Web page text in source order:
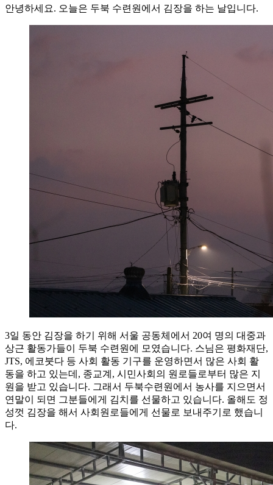
안녕하세요. 오늘은 두북 수련원에서 김장을 하는 날입니다.
3일 동안 김장을 하기 위해 서울 공동체에서 20여 명의 대중과
상근 활동가들이 두북 수련원에 모였습니다. 스님은 평화재단,
JTS, 에코붓다 등 사회 활동 기구를 운영하면서 많은 사회 활
동을 하고 있는데, 종교계, 시민사회의 원로들로부터 많은 지
원을 받고 있습니다. 그래서 두북수련원에서 농사를 지으면서
연말이 되면 그분들에게 김치를 선물하고 있습니다. 올해도 정
성껏 김장을 해서 사회원로들에게 선물로 보내주기로 했습니
다.